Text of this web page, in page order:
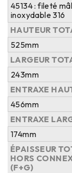
45134 : fileté
inoxydable 316
HAUTEUR
525mm
LARGEUR
243mm
ENTRAXE
456mm
ENTRAXE
174mm
ÉPAISSEUR
HORS
(F+G)